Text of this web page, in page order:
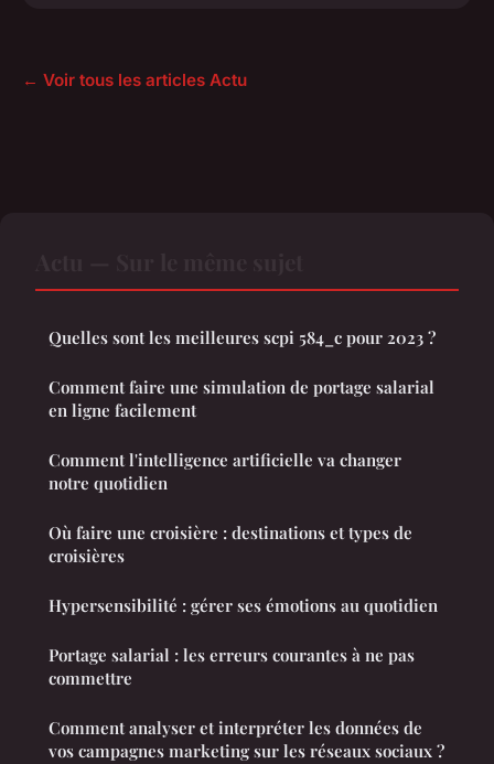
← Voir tous les articles Actu
Quelles sont les meilleures scpi 584_c pour 2023 ?
Comment faire une simulation de portage salarial
en ligne facilement
Comment l'intelligence artificielle va changer
notre quotidien
Où faire une croisière : destinations et types de
croisières
Hypersensibilité : gérer ses émotions au quotidien
Portage salarial : les erreurs courantes à ne pas
commettre
Comment analyser et interpréter les données de
vos campagnes marketing sur les réseaux sociaux ?